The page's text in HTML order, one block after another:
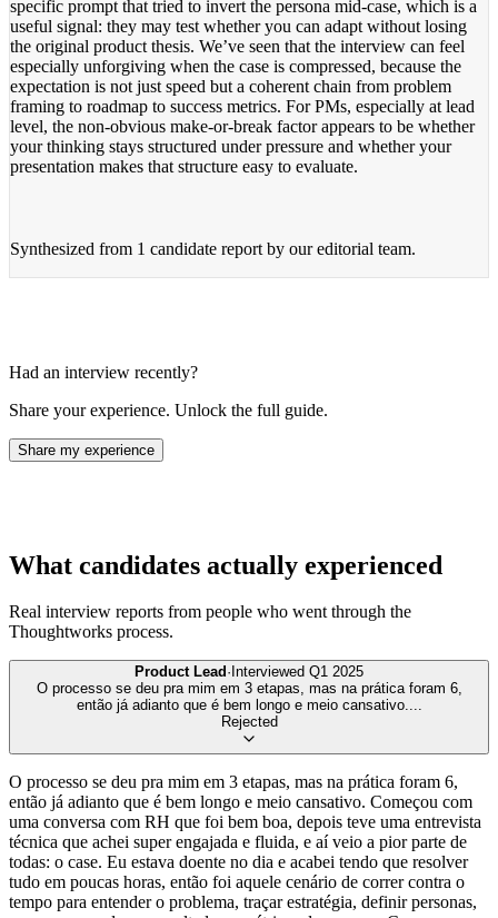
specific prompt that tried to invert the persona mid-case, which is a
useful signal: they may test whether you can adapt without losing
the original product thesis. We’ve seen that the interview can feel
especially unforgiving when the case is compressed, because the
expectation is not just speed but a coherent chain from problem
framing to roadmap to success metrics. For PMs, especially at lead
level, the non-obvious make-or-break factor appears to be whether
your thinking stays structured under pressure and whether your
presentation makes that structure easy to evaluate.
Synthesized from 1 candidate report by our editorial team.
Had an interview recently?
Share your experience. Unlock the full guide.
Share my experience
What candidates actually experienced
Real interview reports from people who went through the
Thoughtworks process.
Product Lead · Interviewed Q1 2025
O processo se deu pra mim em 3 etapas, mas na prática foram 6,
então já adianto que é bem longo e meio cansativo....
Rejected
O processo se deu pra mim em 3 etapas, mas na prática foram 6,
então já adianto que é bem longo e meio cansativo. Começou com
uma conversa com RH que foi bem boa, depois teve uma entrevista
técnica que achei super engajada e fluida, e aí veio a pior parte de
todas: o case. Eu estava doente no dia e acabei tendo que resolver
tudo em poucas horas, então foi aquele cenário de correr contra o
tempo para entender o problema, traçar estratégia, definir personas,